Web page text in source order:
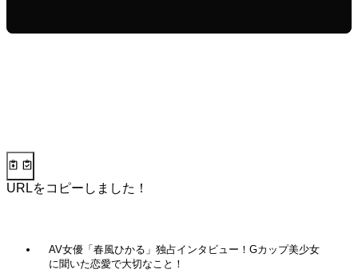
URLをコピーしました！
AV女優「春風ひかる」独占インタビュー！Gカップ美少女
に聞いた恋愛で大切なこと！